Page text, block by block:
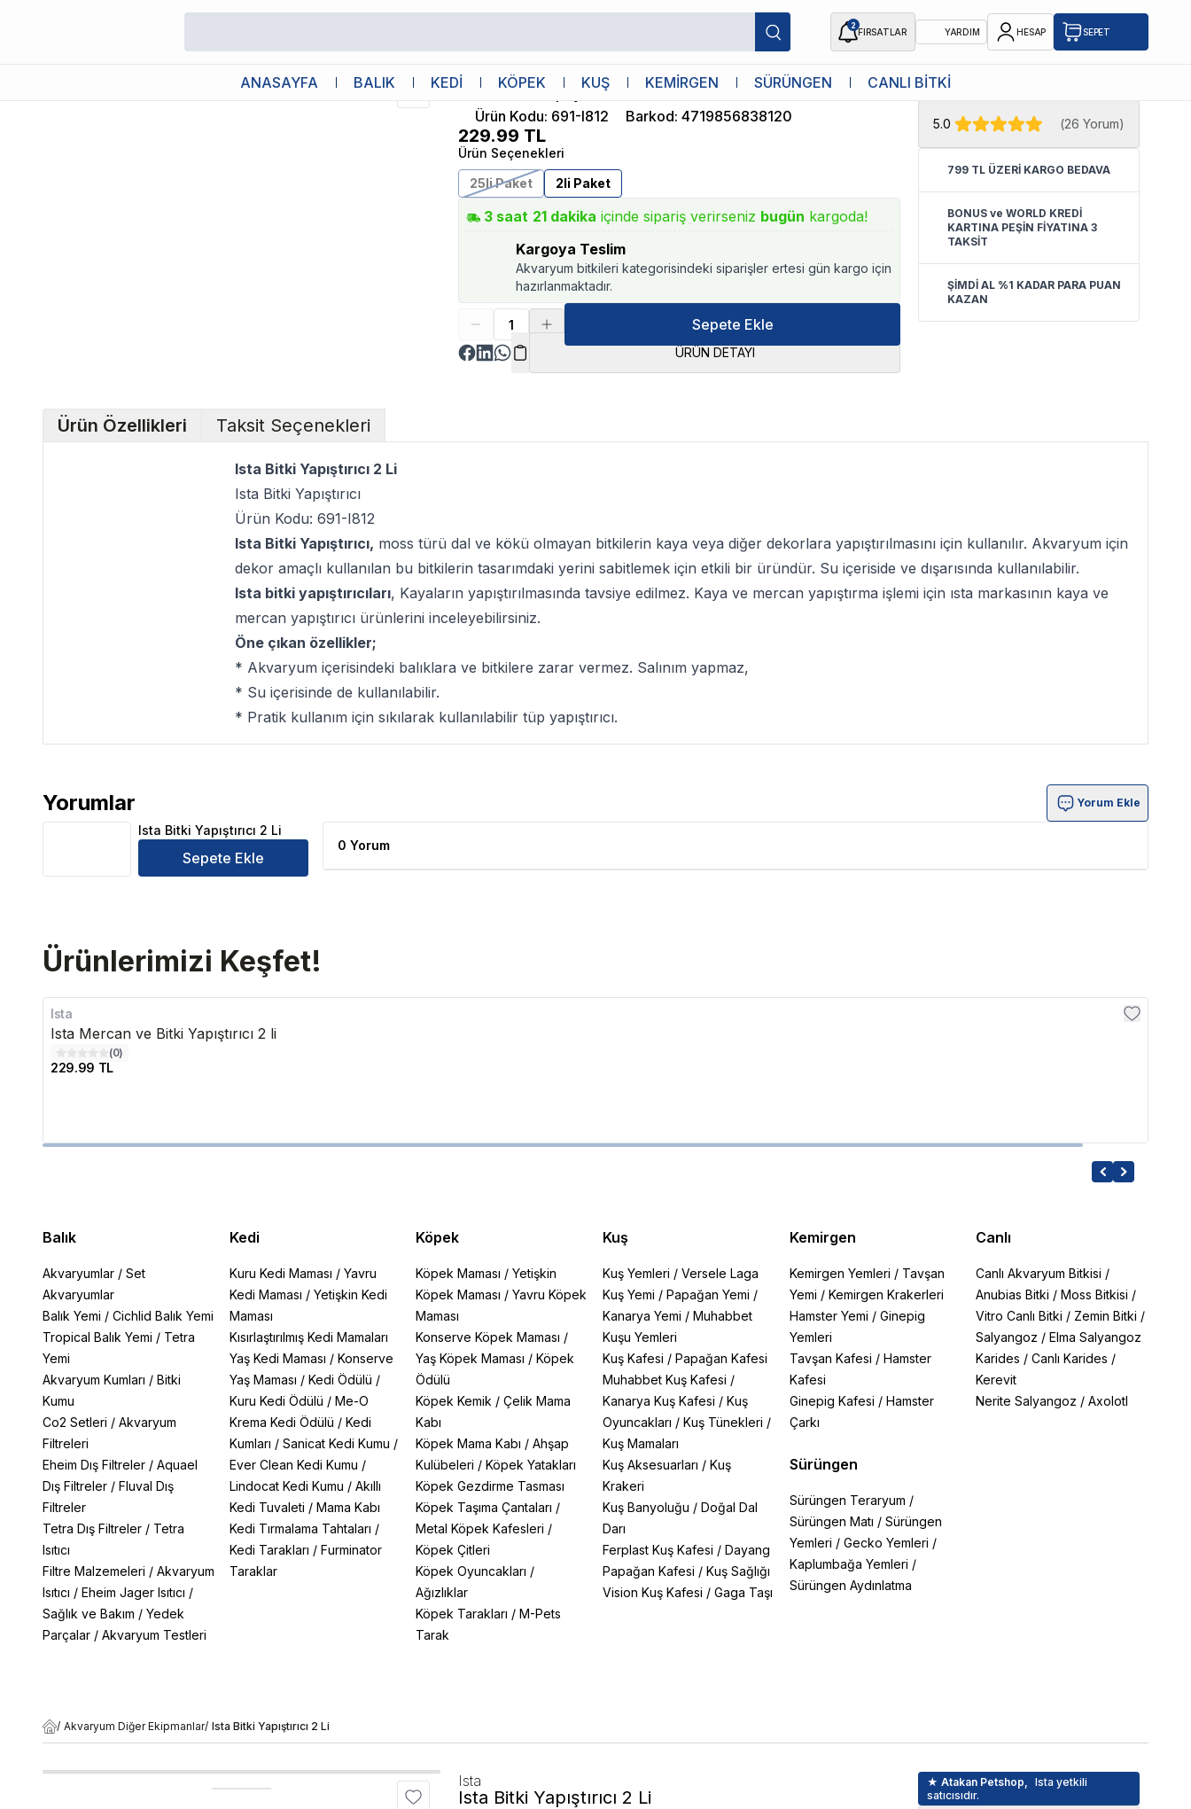
2
FIRSATLAR YARDIM HESAP SEPET
ANASAYFA BALIK KEDİ KÖPEK KUŞ KEMİRGEN SÜRÜNGEN CANLI BİTKİ
Ista
Ista Bitki Yapıştırıcı 2 Li
Ürün Kodu: 691-I812 Barkod:4719856838120
229.99 TL
Ürün Seçenekleri
25li Paket
2li Paket
3 saat 21 dakika içinde sipariş verirseniz bugün kargoda!
Kargoya Teslim
Akvaryum bitkileri kategorisindeki siparişler ertesi gün kargo için
hazırlanmaktadır.
Sepete Ekle
ÜRÜN DETAYI
★ Atakan Petshop,
satıcısıdır.
5.0 (26 Yorum)
799 TL ÜZERİ KARGO BEDAVA
BONUS ve WORLD KREDİ
KARTINA PEŞİN FİYATINA 3
TAKSİT
ŞİMDİ AL %1 KADAR PARA PUAN
KAZAN
Ürün Özellikleri Taksit Seçenekleri
Ista Bitki Yapıştırıcı 2 Li
Ista Bitki Yapıştırıcı
Ürün Kodu: 691-I812
Ista Bitki Yapıştırıcı, moss türü dal ve kökü olmayan bitkilerin kaya veya diğer dekorlara yapıştırılmasını için kullanılır. Akvaryum için
dekor amaçlı kullanılan bu bitkilerin tasarımdaki yerini sabitlemek için etkili bir üründür. Su içeriside ve dışarısında kullanılabilir.
Ista bitki yapıştırıcıları, Kayaların yapıştırılmasında tavsiye edilmez. Kaya ve mercan yapıştırma işlemi için ısta markasının kaya ve
mercan yapıştırıcı ürünlerini inceleyebilirsiniz.
Öne çıkan özellikler;
* Akvaryum içerisindeki balıklara ve bitkilere zarar vermez. Salınım yapmaz,
* Su içerisinde de kullanılabilir.
* Pratik kullanım için sıkılarak kullanılabilir tüp yapıştırıcı.
Yorumlar
Ista Bitki Yapıştırıcı 2 Li Ürün Yorumları
Yorum Ekle
Ista Bitki Yapıştırıcı 2 Li
Sepete Ekle
0 Yorum
Ürünlerimizi Keşfet!
Ista
Ista Mercan ve Bitki Yapıştırıcı 2 li
(0)
229.99 TL
Balık
Akvaryumlar / Set
Akvaryumlar
Balık Yemi / Cichlid Balık Yemi
Tropical Balık Yemi / Tetra
Yemi
Akvaryum Kumları / Bitki
Kumu
Co2 Setleri / Akvaryum
Filtreleri
Eheim Dış Filtreler / Aquael
Dış Filtreler / Fluval Dış
Filtreler
Tetra Dış Filtreler / Tetra
Isıtıcı
Filtre Malzemeleri / Akvaryum
Isıtıcı / Eheim Jager Isıtıcı /
Sağlık ve Bakım / Yedek
Parçalar / Akvaryum Testleri
Kedi
Kuru Kedi Maması / Yavru
Kedi Maması / Yetişkin Kedi
Maması
Kısırlaştırılmış Kedi Mamaları
Yaş Kedi Maması / Konserve
Yaş Maması / Kedi Ödülü /
Kuru Kedi Ödülü / Me-O
Krema Kedi Ödülü / Kedi
Kumları / Sanicat Kedi Kumu /
Ever Clean Kedi Kumu /
Lindocat Kedi Kumu / Akıllı
Kedi Tuvaleti / Mama Kabı
Kedi Tırmalama Tahtaları /
Kedi Tarakları / Furminator
Taraklar
Köpek
Köpek Maması /Yetişkin
Köpek Maması /Yavru Köpek
Maması
Konserve Köpek Maması /
Yaş Köpek Maması /Köpek
Ödülü
Köpek Kemik /Çelik Mama
Kabı
Köpek Mama Kabı /Ahşap
Kulübeleri /Köpek Yatakları
Köpek Gezdirme Tasması
Köpek Taşıma Çantaları /
Metal Köpek Kafesleri /
Köpek Çitleri
Köpek Oyuncakları /
Ağızlıklar
Köpek Tarakları /M-Pets
Tarak
Kuş
Kuş Yemleri / Versele Laga
Kuş Yemi / Papağan Yemi /
Kanarya Yemi / Muhabbet
Kuşu Yemleri
Kuş Kafesi / Papağan Kafesi
Muhabbet Kuş Kafesi /
Kanarya Kuş Kafesi / Kuş
Oyuncakları / Kuş Tünekleri /
Kuş Mamaları
Kuş Aksesuarları / Kuş
Krakeri
Kuş Banyoluğu / Doğal Dal
Darı
Ferplast Kuş Kafesi / Dayang
Papağan Kafesi / Kuş Sağlığı
Vision Kuş Kafesi / Gaga Taşı
Kemirgen
Kemirgen Yemleri / Tavşan
Yemi / Kemirgen Krakerleri
Hamster Yemi / Ginepig
Yemleri
Tavşan Kafesi / Hamster
Kafesi
Ginepig Kafesi / Hamster
Çarkı
Sürüngen
Sürüngen Teraryum /
Sürüngen Matı / Sürüngen
Yemleri / Gecko Yemleri /
Kaplumbağa Yemleri /
Sürüngen Aydınlatma
Canlı
Canlı Akvaryum Bitkisi /
Anubias Bitki /Moss Bitkisi /
Vitro Canlı Bitki / Zemin Bitki /
Salyangoz /Elma Salyangoz
Karides /Canlı Karides /
Kerevit
Nerite Salyangoz /Axolotl
/ Akvaryum Diğer Ekipmanlar/ Ista Bitki Yapıştırıcı 2 Li
Ista
Ista Bitki Yapıştırıcı 2 Li
★ Atakan Petshop,
Ista yetkili
satıcısıdır.